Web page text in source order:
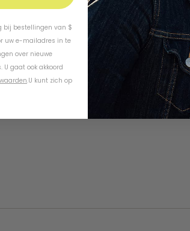
bij bestellingen van $
uw e-mailadres in te
over nieuwe
gaat ook akkoord
.U kunt zich op